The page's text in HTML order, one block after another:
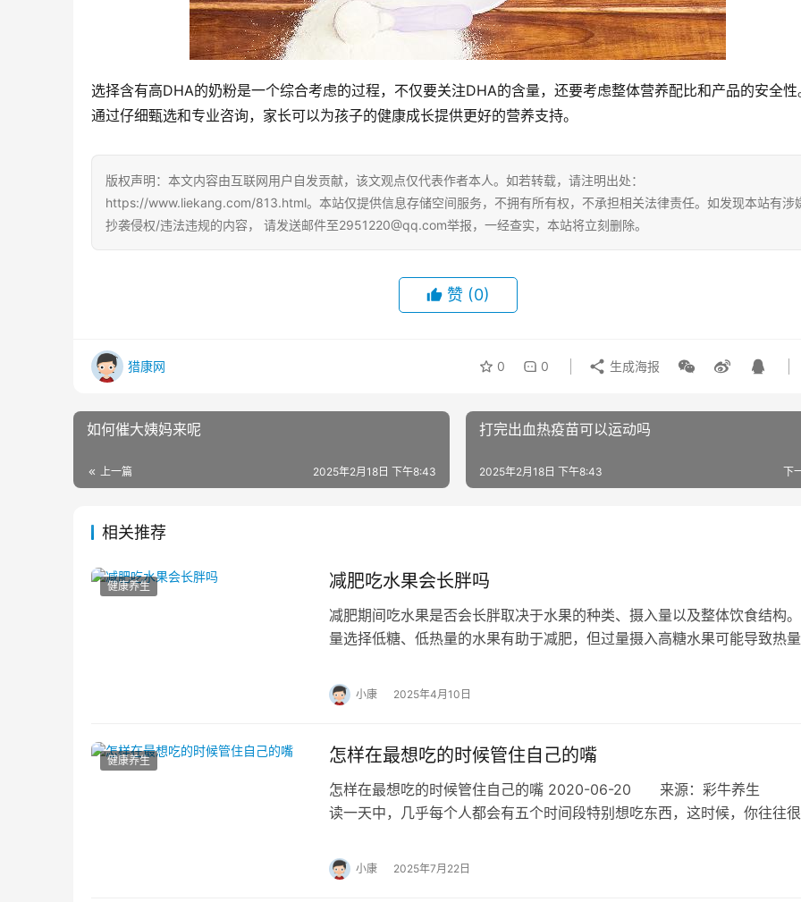
选择含有高DHA的奶粉是一个综合考虑的过程，不仅要关注DHA的含量，还要考虑整体营养配比和产品的安全性
通过仔细甄选和专业咨询，家长可以为孩子的健康成长提供更好的营养支持。
版权声明：本文内容由互联网用户自发贡献，该文观点仅代表作者本人。如若转载，请注明出处：
https://www.liekang.com/813.html。本站仅提供信息存储空间服务，不拥有所有权，不承担相关法律责任。如发现本站有涉
抄袭侵权/违法违规的内容， 请发送邮件至2951220@qq.com举报，一经查实，本站将立刻删除。
赞 (0)
猎康网 0 0 生成海报
如何催大姨妈来呢
上一篇 2025年2月18日 下午8:43
打完出血热疫苗可以运动吗
下
2025年2月18日 下午8:43
相关推荐
健康养生 减肥吃水果会长胖吗
减肥期间吃水果是否会长胖取决于水果的种类、摄入量以及整体饮食结构
量选择低糖、低热量的水果有助于减肥，但过量摄入高糖水果可能导致热量
小康 2025年4月10日
健康养生 怎样在最想吃的时候管住自己的嘴
怎样在最想吃的时候管住自己的嘴 2020-06-20 来源：彩牛养生
读一天中，几乎每个人都会有五个时间段特别想吃东西，这时候，你往往很
小康 2025年7月22日